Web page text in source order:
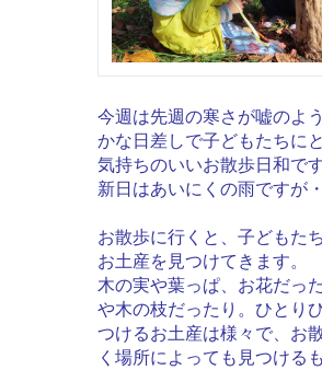
今週は先週の寒さが嘘のよ
かな日差しで子どもたちに
気持ちのいいお散歩日和で
新日はあいにくの雨ですが・
お散歩に行くと、子どもた
お土産を見つけてきます。
木の実や葉っぱ、お花だっ
や木の枝だったり。ひとり
つけるお土産は様々で、お
く場所によっても見つける